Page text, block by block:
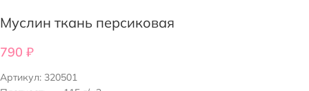
Муслин ткань персиковая
790 ₽
Артикул: 320501